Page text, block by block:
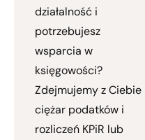
działalność i
potrzebujesz
wsparcia w
księgowości?
Zdejmujemy z Ciebie
ciężar podatków i
rozliczeń KPiR lub